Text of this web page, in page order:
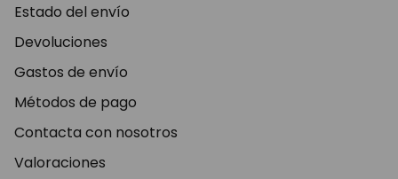
Estado del envío
Devoluciones
Gastos de envío
Métodos de pago
Contacta con nosotros
Valoraciones